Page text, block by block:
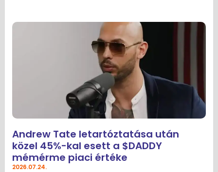
Andrew Tate letartóztatása után
közel 45%-kal esett a $DADDY
mémérme piaci értéke
2026.07.24.